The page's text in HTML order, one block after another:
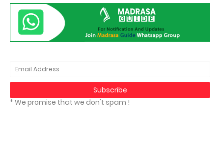
* We promise that we don't spam !